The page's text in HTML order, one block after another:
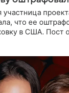
что ее
в США. Пост